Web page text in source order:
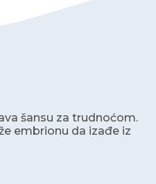
šansu za trudnoćom.
embrionu da izađe iz